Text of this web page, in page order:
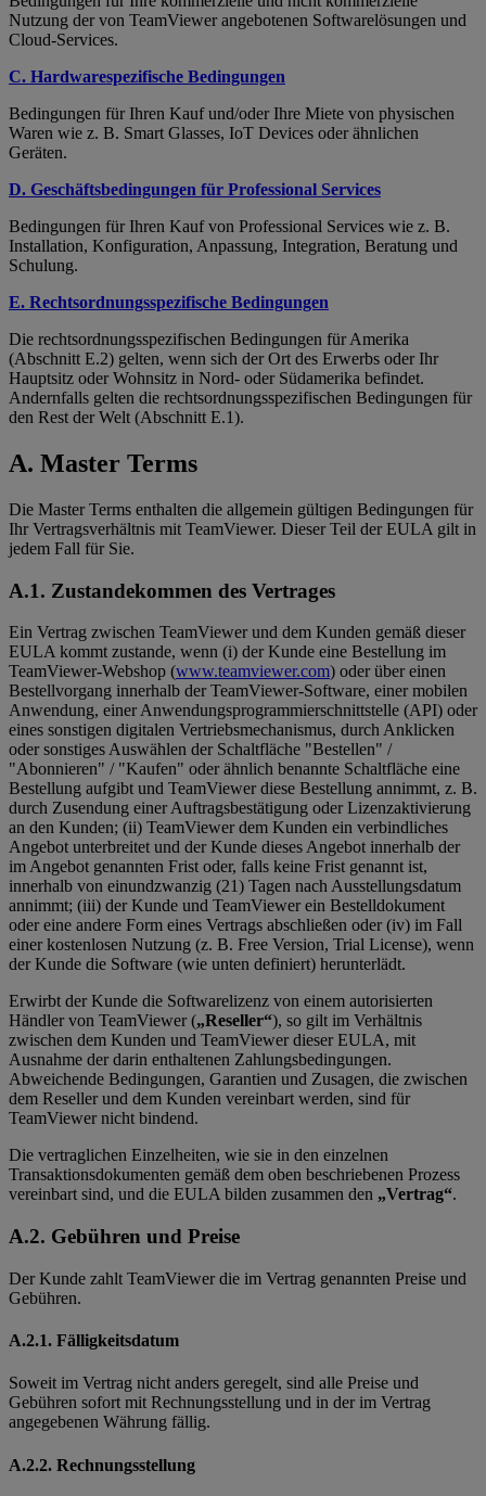
Nutzung der von TeamViewer angebotenen Softwarelösungen und
Cloud-Services.
C. Hardwarespezifische Bedingungen
Bedingungen für Ihren Kauf und/oder Ihre Miete von physischen
Waren wie z. B. Smart Glasses, IoT Devices oder ähnlichen
Geräten.
D. Geschäftsbedingungen für Professional Services
Bedingungen für Ihren Kauf von Professional Services wie z. B.
Installation, Konfiguration, Anpassung, Integration, Beratung und
Schulung.
E. Rechtsordnungsspezifische Bedingungen
Die rechtsordnungsspezifischen Bedingungen für Amerika
(Abschnitt E.2) gelten, wenn sich der Ort des Erwerbs oder Ihr
Hauptsitz oder Wohnsitz in Nord- oder Südamerika befindet.
Andernfalls gelten die rechtsordnungsspezifischen Bedingungen für
den Rest der Welt (Abschnitt E.1).
A. Master Terms
Die Master Terms enthalten die allgemein gültigen Bedingungen für
Ihr Vertragsverhältnis mit TeamViewer. Dieser Teil der EULA gilt in
jedem Fall für Sie.
A.1. Zustandekommen des Vertrages
Ein Vertrag zwischen TeamViewer und dem Kunden gemäß dieser
EULA kommt zustande, wenn (i) der Kunde eine Bestellung im
TeamViewer-Webshop (www.teamviewer.com) oder über einen
Bestellvorgang innerhalb der TeamViewer-Software, einer mobilen
Anwendung, einer Anwendungsprogrammierschnittstelle (API) oder
eines sonstigen digitalen Vertriebsmechanismus, durch Anklicken
oder sonstiges Auswählen der Schaltfläche "Bestellen" /
"Abonnieren" / "Kaufen" oder ähnlich benannte Schaltfläche eine
Bestellung aufgibt und TeamViewer diese Bestellung annimmt, z. B.
durch Zusendung einer Auftragsbestätigung oder Lizenzaktivierung
an den Kunden; (ii) TeamViewer dem Kunden ein verbindliches
Angebot unterbreitet und der Kunde dieses Angebot innerhalb der
im Angebot genannten Frist oder, falls keine Frist genannt ist,
innerhalb von einundzwanzig (21) Tagen nach Ausstellungsdatum
annimmt; (iii) der Kunde und TeamViewer ein Bestelldokument
oder eine andere Form eines Vertrags abschließen oder (iv) im Fall
einer kostenlosen Nutzung (z. B. Free Version, Trial License), wenn
der Kunde die Software (wie unten definiert) herunterlädt.
Erwirbt der Kunde die Softwarelizenz von einem autorisierten
Händler von TeamViewer („Reseller“), so gilt im Verhältnis
zwischen dem Kunden und TeamViewer dieser EULA, mit
Ausnahme der darin enthaltenen Zahlungsbedingungen.
Abweichende Bedingungen, Garantien und Zusagen, die zwischen
dem Reseller und dem Kunden vereinbart werden, sind für
TeamViewer nicht bindend.
Die vertraglichen Einzelheiten, wie sie in den einzelnen
Transaktionsdokumenten gemäß dem oben beschriebenen Prozess
vereinbart sind, und die EULA bilden zusammen den „Vertrag“.
A.2. Gebühren und Preise
Der Kunde zahlt TeamViewer die im Vertrag genannten Preise und
Gebühren.
A.2.1. Fälligkeitsdatum
Soweit im Vertrag nicht anders geregelt, sind alle Preise und
Gebühren sofort mit Rechnungsstellung und in der im Vertrag
angegebenen Währung fällig.
A.2.2. Rechnungsstellung